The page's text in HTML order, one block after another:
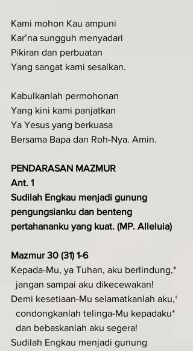
Kami mohon Kau ampuni
Kar’na sungguh menyadari
Pikiran dan perbuatan
Yang sangat kami sesalkan.
Kabulkanlah permohonan
Yang kini kami panjatkan
Ya Yesus yang berkuasa
Bersama Bapa dan Roh-Nya. Amin.
PENDARASAN MAZMUR
Ant. 1
Sudilah Engkau menjadi gunung
pengungsianku dan benteng
pertahananku yang kuat. (MP. Alleluia)
Mazmur 30 (31) 1-6
Kepada-Mu, ya Tuhan, aku berlindung,*
  jangan sampai aku dikecewakan!
Demi kesetiaan-Mu selamatkanlah aku,†
  condongkanlah telinga-Mu kepadaku*
  dan bebaskanlah aku segera!
Sudilah Engkau menjadi gunung